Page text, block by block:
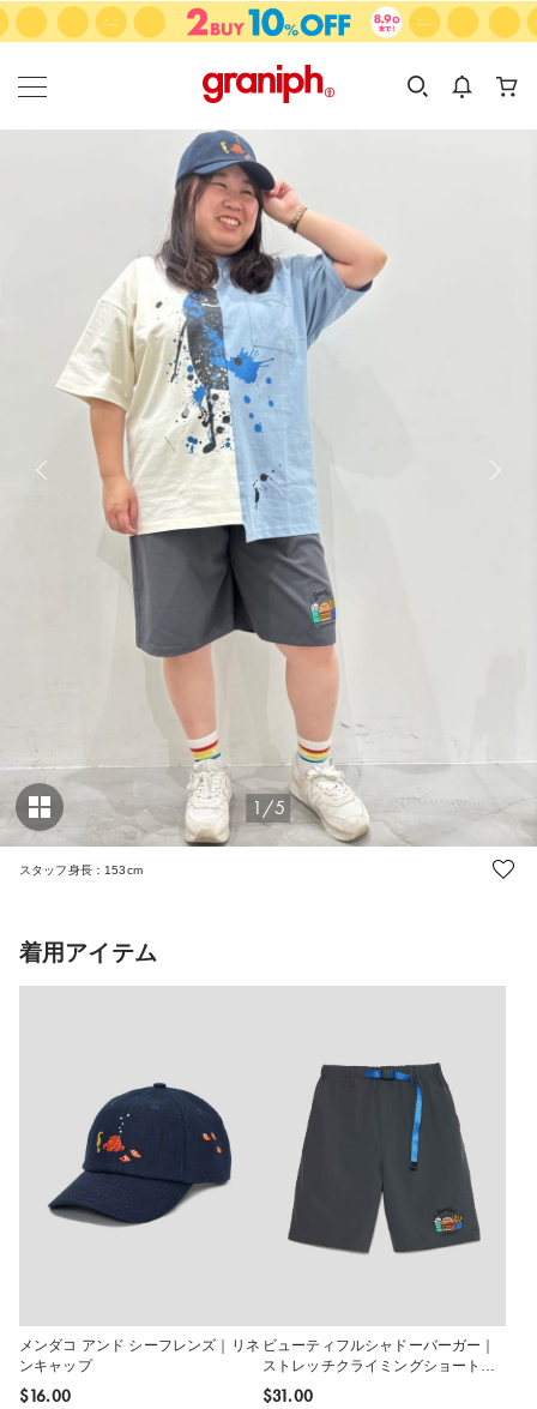
カテゴリーから探す
KIDS
カテゴリ
サイズ
1/5
スタッフ身長：153cm
着用アイテム
メンダコ アンド シーフレンズ｜リネ
ンキャップ
$‌16.00
ビューティフルシャドーバーガー｜
ストレッチクライミングショートパ
ンツ
$‌31.00